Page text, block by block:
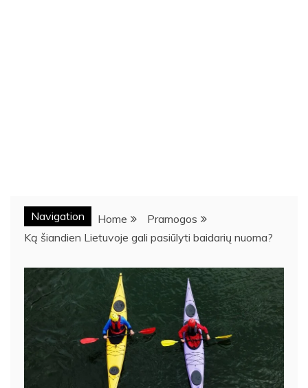
Navigation Home
Pramogos
Ką šiandien Lietuvoje gali pasiūlyti baidarių nuoma?